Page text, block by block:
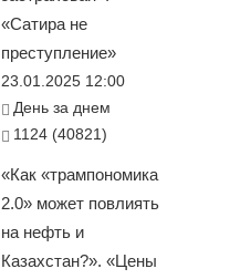
«Сатира не
преступление»
23.01.2025 12:00
День за днем
1124 (40821)
«Как «трампономика
2.0» может повлиять
на нефть и
Казахстан?». «Цены